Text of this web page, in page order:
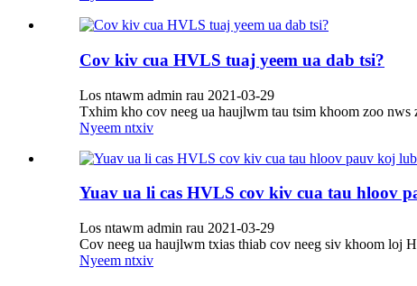
Cov kiv cua HVLS tuaj yeem ua dab tsi?
Los ntawm admin rau 2021-03-29
Txhim kho cov neeg ua haujlwm tau tsim khoom zoo
Nyeem ntxiv
Yuav ua li cas HVLS cov kiv cua tau hloov
Los ntawm admin rau 2021-03-29
Cov neeg ua haujlwm txias thiab cov neeg siv khoom loj
Nyeem ntxiv